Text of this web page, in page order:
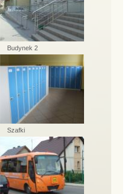
Budynek 2
Szafki